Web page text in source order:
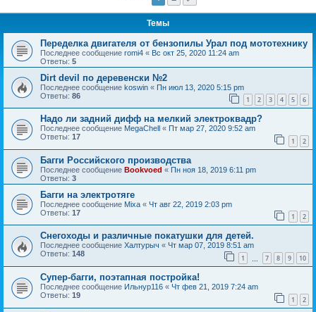
Темы
Переделка двигателя от бензопилы Урал под мототехнику
Последнее сообщение romi4 « Вс окт 25, 2020 11:24 am
Ответы: 5
Dirt devil по деревенски №2
Последнее сообщение koswin « Пн июл 13, 2020 5:15 pm
Ответы: 86 1 2 3 4 5 6
Надо ли задний дифф на мелкий электроквадр?
Последнее сообщение MegaChell « Пт мар 27, 2020 9:52 am
Ответы: 17 1 2
Багги Российского производства
Последнее сообщение Bookvoed « Пн ноя 18, 2019 6:11 pm
Ответы: 3
Багги на электротяге
Последнее сообщение Mixa « Чт авг 22, 2019 2:03 pm
Ответы: 17 1 2
Снегоходы и различные покатушки для детей.
Последнее сообщение Халтурыч « Чт мар 07, 2019 8:51 am
Ответы: 148 1 7 8 9 10
Супер-багги, поэтапная постройка!
Последнее сообщение Ильнур116 « Чт фев 21, 2019 7:24 am
Ответы: 19 1 2